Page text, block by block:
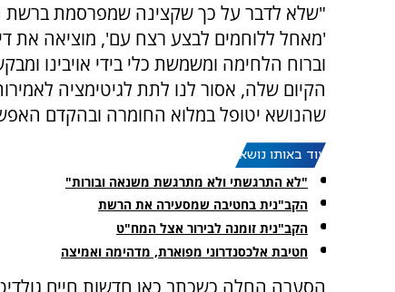
"שלא לדבר על כך שקצינה שמפרסמת ברשת
'מאחל ללוחמים לבצע רצח עם', מוציאה את
וברוח הלחימה ומשמשת כלי בידי אויבינו
הקיום שלה, אסור לנו לתת לגיטימציה
שהנושא יטופל במלוא החומרה ובהקדם
עוד באותו נושא:
"לא התרגשתי ולא מתרגשת משנאה ובורות"
הקב"נית בחטיבה שמסעירה את הרשת
הקב"נית זומנה לבירור אצל המח"ט
חטיבת אלכסנדרוני מפוארת, מדהימה ואמיצה
הסערה החלה כשכתב כאן חדשות חיים